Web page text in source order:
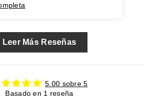
Leer Más Reseñas
5.00 sobre 5
Basado en 1 reseña